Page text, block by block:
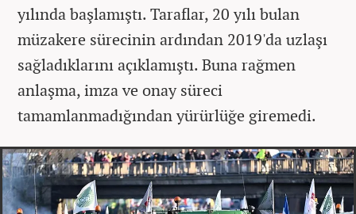
yılında başlamıştı. Taraflar, 20 yılı bulan
müzakere sürecinin ardından 2019'da uzlaşı
sağladıklarını açıklamıştı. Buna rağmen
anlaşma, imza ve onay süreci
tamamlanmadığından yürürlüğe giremedi.